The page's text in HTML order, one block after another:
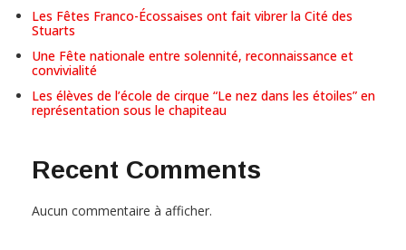
Les Fêtes Franco-Écossaises ont fait vibrer la Cité des
Stuarts
Une Fête nationale entre solennité, reconnaissance et
convivialité
Les élèves de l’école de cirque “Le nez dans les étoiles” en
représentation sous le chapiteau
Recent Comments
Aucun commentaire à afficher.